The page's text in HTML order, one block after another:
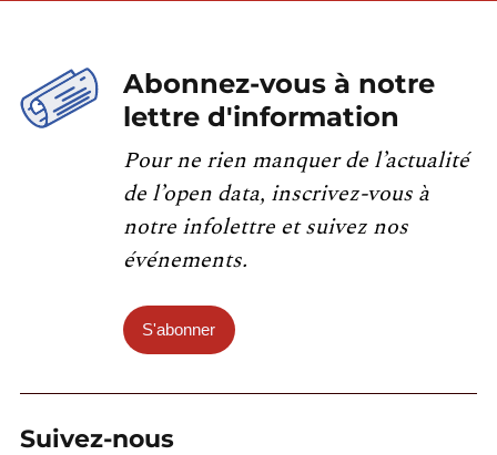
Abonnez-vous à notre
lettre d'information
Pour ne rien manquer de l’actualité
de l’open data, inscrivez-vous à
notre infolettre et suivez nos
événements.
S'abonner
Suivez-nous